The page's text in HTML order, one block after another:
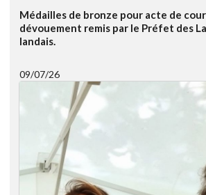
Médailles de bronze pour acte de
dévouement remis par le Préfet des
landais.
09/07/26